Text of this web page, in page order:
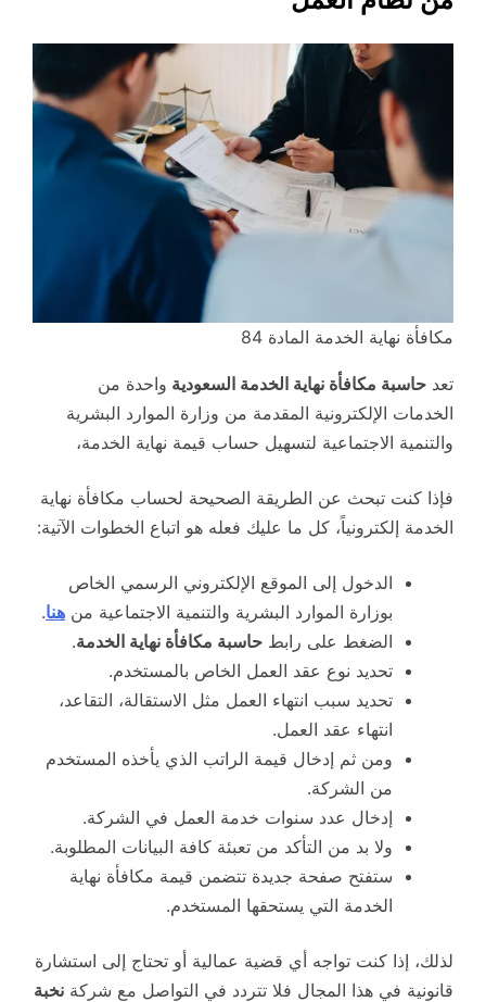
مكافأة نهاية الخدمة المادة 84
تعد حاسبة مكافأة نهاية الخدمة السعودية واحدة من
الخدمات الإلكترونية المقدمة من وزارة الموارد البشرية
والتنمية الاجتماعية لتسهيل حساب قيمة نهاية الخدمة،
فإذا كنت تبحث عن الطريقة الصحيحة لحساب مكافأة نهاية
الخدمة إلكترونياً، كل ما عليك فعله هو اتباع الخطوات الآتية:
الدخول إلى الموقع الإلكتروني الرسمي الخاص
بوزارة الموارد البشرية والتنمية الاجتماعية من هنا.
الضغط على رابط حاسبة مكافأة نهاية الخدمة.
تحديد نوع عقد العمل الخاص بالمستخدم.
تحديد سبب انتهاء العمل مثل الاستقالة، التقاعد،
انتهاء عقد العمل.
ومن ثم إدخال قيمة الراتب الذي يأخذه المستخدم
من الشركة.
إدخال عدد سنوات خدمة العمل في الشركة.
ولا بد من التأكد من تعبئة كافة البيانات المطلوبة.
ستفتح صفحة جديدة تتضمن قيمة مكافأة نهاية
الخدمة التي يستحقها المستخدم.
لذلك، إذا كنت تواجه أي قضية عمالية أو تحتاج إلى استشارة
قانونية في هذا المجال فلا تتردد في التواصل مع شركة نخبة